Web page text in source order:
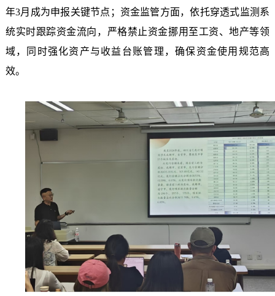
年3月成为申报关键节点；资金监管方面，依托穿透式监测系
统实时跟踪资金流向，严格禁止资金挪用至工资、地产等领
域，同时强化资产与收益台账管理，确保资金使用规范高
效。